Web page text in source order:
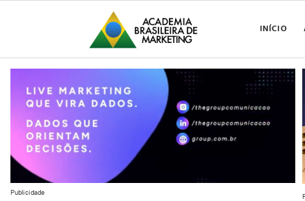
INÍCIO
Publicidade